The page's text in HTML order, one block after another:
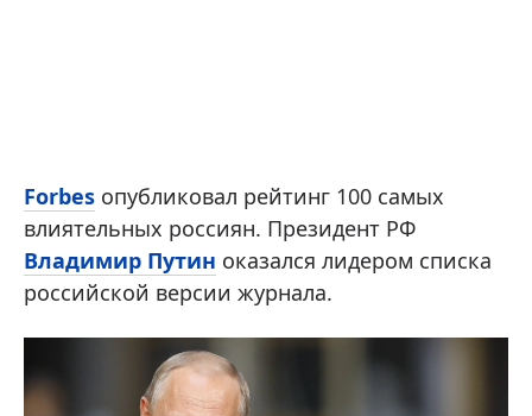
Forbes опубликовал рейтинг 100 самых
влиятельных россиян. Президент РФ
Владимир Путин оказался лидером списка
российской версии журнала.